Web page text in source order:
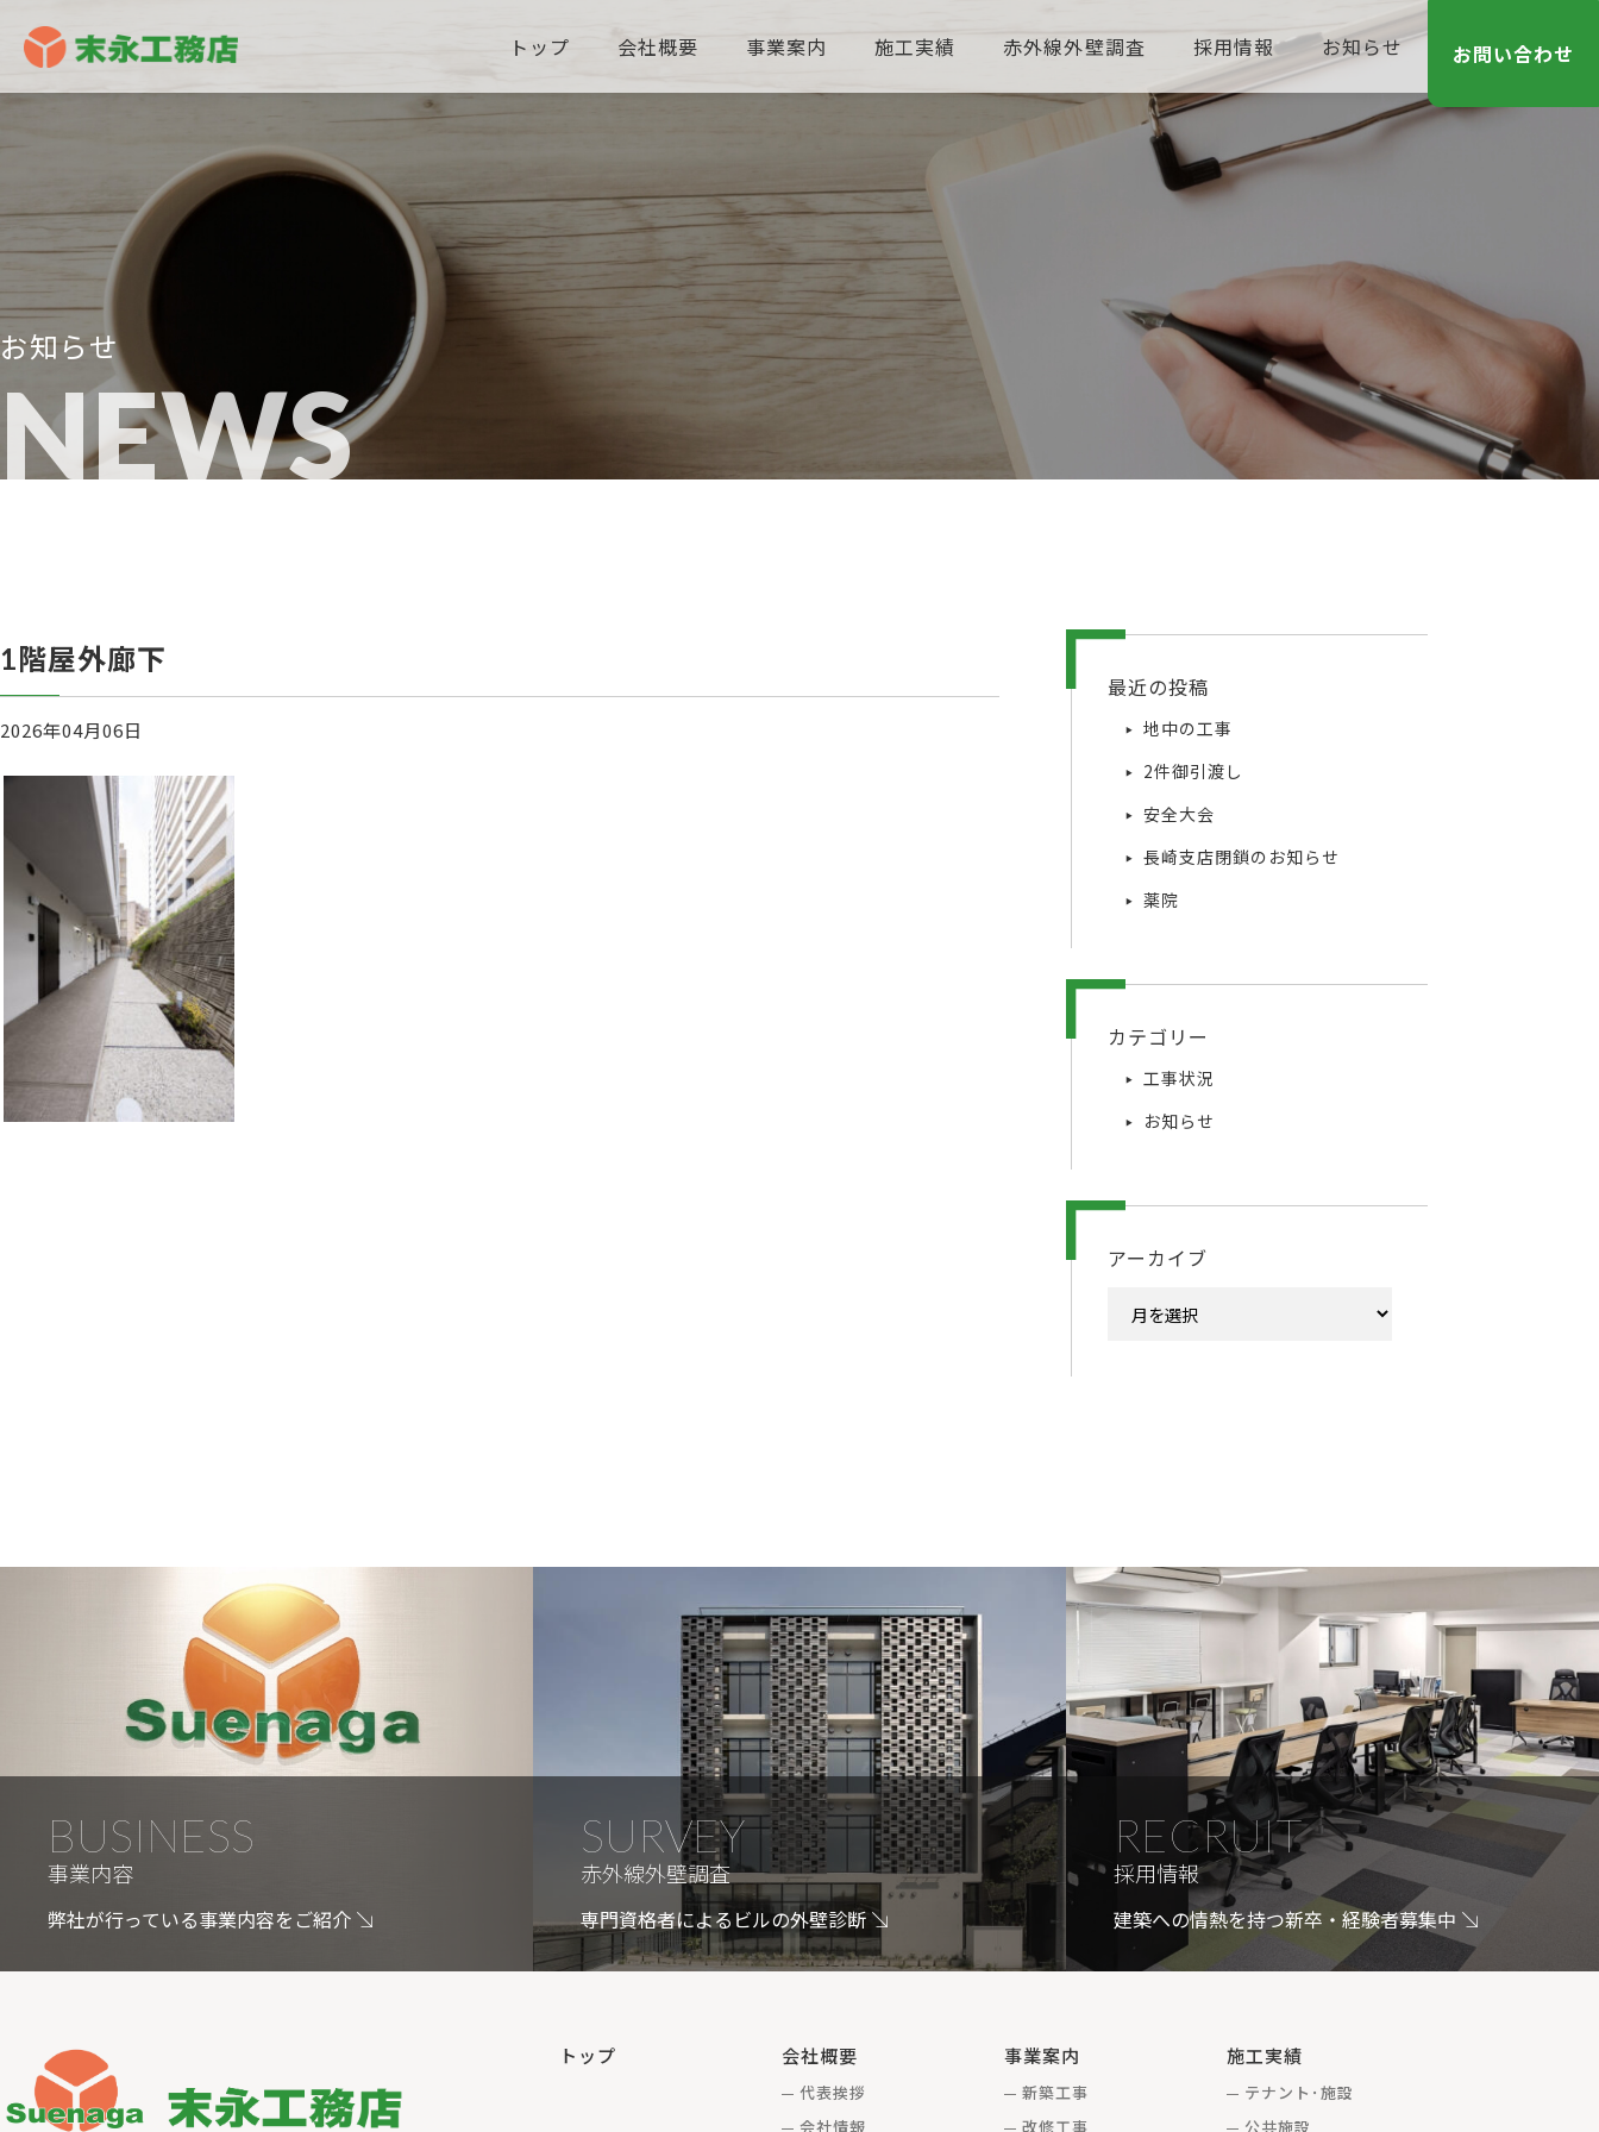
トップ 会社概要 事業案内 施工実績 赤外線外壁調査 採用情報 お知らせ お問い合わせ
お知らせ
NEWS
1階屋外廊下
2026年04月06日
最近の投稿
地中の工事
2件御引渡し
安全大会
長崎支店閉鎖のお知らせ
薬院
カテゴリー
工事状況
お知らせ
アーカイブ
BUSINESS
事業内容
弊社が行っている事業内容をご紹介
SURVEY
赤外線外壁調査
専門資格者によるビルの外壁診断
RECRUIT
採用情報
建築への情熱を持つ新卒・経験者募集中
トップ 会社概要
代表挨拶
会社情報
事業案内
新築工事
改修工事
施工実績
テナント･施設
公共施設